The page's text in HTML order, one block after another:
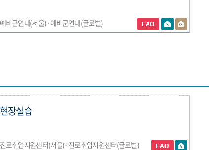
예비군연대(서울) ∙ 예비군연대(글로벌)
진로취업지원센터(서울) ∙ 진로취업지원센터(글로벌)
현장실습